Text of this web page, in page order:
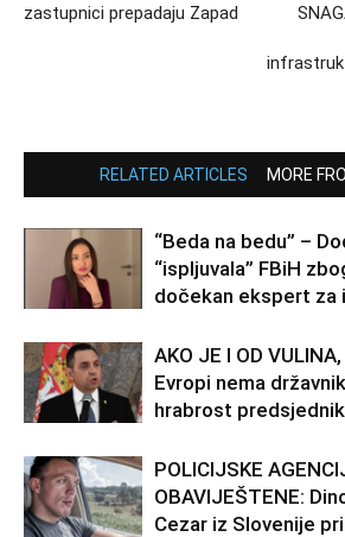
zastupnici prepadaju Zapad
RELATED ARTICLES MORE
“Beda na bedu” –
“ispljuvala” FBiH
dočekan ekspert za
AKO JE I OD
Evropi nema
hrabrost
POLICIJSKE
OBAVIJEŠTENE:
Cezar iz Slovenije